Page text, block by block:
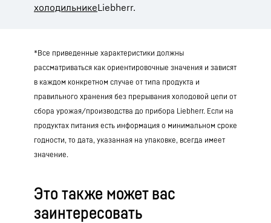
холодильникеLiebherr.
*Все приведенные характеристики должны
рассматриваться как ориентировочные значения и зависят
в каждом конкретном случае от типа продукта и
правильного хранения без прерывания холодовой цепи от
сбора урожая/производства до прибора Liebherr. Если на
продуктах питания есть информация о минимальном сроке
годности, то дата, указанная на упаковке, всегда имеет
значение.
Это также может вас
заинтересовать